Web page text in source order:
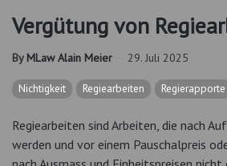
Vergütung von
By MLaw Alain Meier 29. Juli 2025
Nichtigkeit Regiearbeiten Regierapporte
Regiearbeiten sind Arbeiten, die nach
werden und vor einem Pauschalpreis